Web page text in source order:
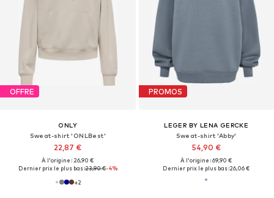
OFFRE
ONLY
Sweat-shirt 'ONLBest'
22,87 €
À l'origine : 26,90 €
Dernier prix le plus bas :23,90 €-4%
+2
PROMOS
LEGER BY LENA GERCKE
Sweat-shirt 'Abby'
54,90 €
À l'origine : 69,90 €
Dernier prix le plus bas :26,06 €